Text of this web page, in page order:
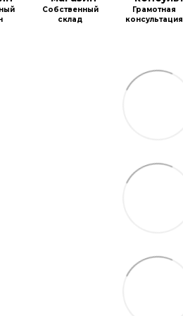
Собственный
склад
Грамотная
консультация